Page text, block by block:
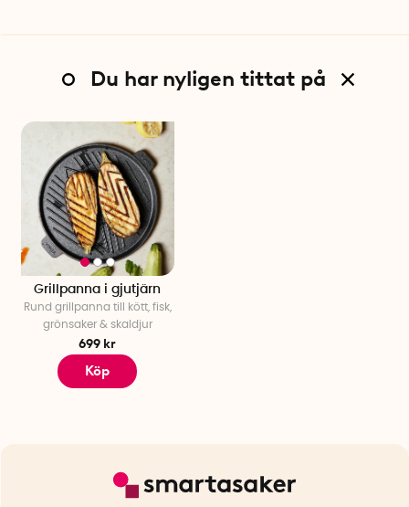
Du har nyligen tittat på
Grillpanna i gjutjärn
Rund grillpanna till kött, fisk,
grönsaker & skaldjur
699 kr
Köp